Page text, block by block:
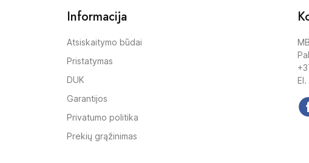
Informacija
Atsiskaitymo būdai
Pristatymas
DUK
Garantijos
Privatumo politika
Prekių grąžinimas